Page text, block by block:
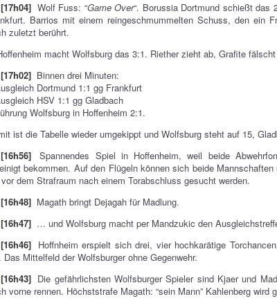
[17h04] Wolf Fuss: “Game Over“. Borussia Dortmund schießt das
Barrios mit einem reingeschmummelten Schuss, den ein
zuletzt berührt.
macht Wolfsburg das 3:1. Riether zieht ab, Grafite
[17h02] Binnen drei Minuten:
Dortmund 1:1 gg Frankfurt
HSV 1:1 gg Gladbach
Wolfsburg in Hoffenheim 2:1.
ist die Tabelle wieder umgekippt und Wolfsburg steht auf 15,
[16h56]
Spannendes Spiel in Hoffenheim, weil beide
bekommen. Auf den Flügeln können sich beide
dem Strafraum nach einem Torabschluss gesucht werden.
[16h48] Magath bringt Dejagah für Madlung.
[16h47] … und Wolfsburg macht per Mandzukic den
[16h46] Hoffnheim erspielt sich drei, vier hochkarätige
Das Mittelfeld der Wolfsburger ohne Gegenwehr.
[16h43] Die gefährlichsten Wolfsburger Spieler sind Kjaer und
vorne rennen. Höchststrafe Magath: “sein Mann” Kahlenberg wird